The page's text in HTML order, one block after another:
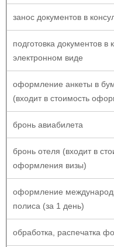
занос документов в
подготовка документов в
электронном виде
оформление анкеты в
(входит в стоимость
бронь авиабилета
бронь отеля (входит в
оформления визы)
оформление
полиса (за 1 день)
обработка, распечатка